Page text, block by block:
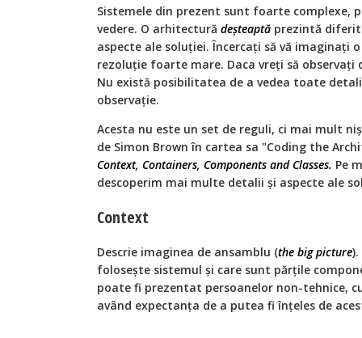
Sistemele din prezent sunt foarte complexe,
vedere. O arhitectură deșteaptă prezintă
aspecte ale soluției. Încercați să vă imaginați
rezoluție foarte mare. Daca vreți să
Nu există posibilitatea de a vedea toate
observație.
Acesta nu este un set de reguli, ci mai mult
de Simon Brown în cartea sa "Coding the
Context, Containers, Components and Classes. Pe
descoperim mai multe detalii și aspecte ale
Context
Descrie imaginea de ansamblu (the big picture
folosește sistemul și care sunt părțile
poate fi prezentat persoanelor non-tehnice,
având expectanța de a putea fi înțeles de